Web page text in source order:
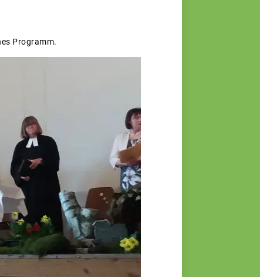
Programm.